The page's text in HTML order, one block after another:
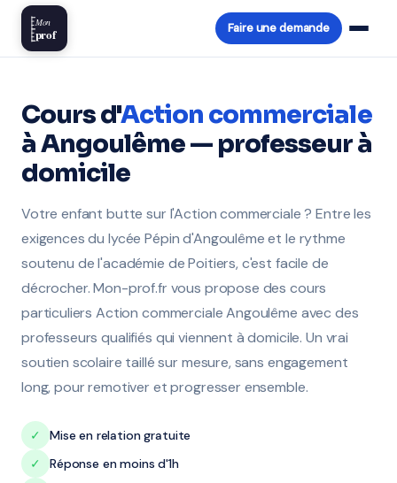
Mon
prof Faire une demande
Cours d'Action commerciale
à Angoulême — professeur à
domicile
Votre enfant butte sur l'Action commerciale ? Entre les
exigences du lycée Pépin d'Angoulême et le rythme
soutenu de l'académie de Poitiers, c'est facile de
décrocher. Mon-prof.fr vous propose des cours
particuliers Action commerciale Angoulême avec des
professeurs qualifiés qui viennent à domicile. Un vrai
soutien scolaire taillé sur mesure, sans engagement
long, pour remotiver et progresser ensemble.
✓
Mise en relation gratuite
✓
Réponse en moins d'1h